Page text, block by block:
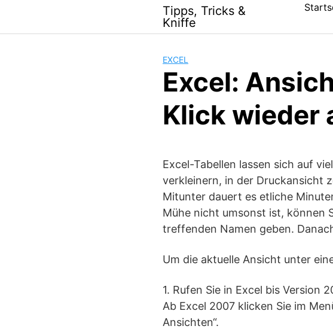
content
Tipps, Tricks &
Kniffe
EXCEL
Excel:
Klick wieder
Excel-Tabellen lassen sich auf
verkleinern, in der Druckansicht
Mitunter dauert es etliche
Mühe nicht umsonst ist, können
treffenden Namen geben.
Um die aktuelle Ansicht unter
1. Rufen Sie in Excel bis Version
Ab Excel 2007 klicken Sie im
Ansichten“.